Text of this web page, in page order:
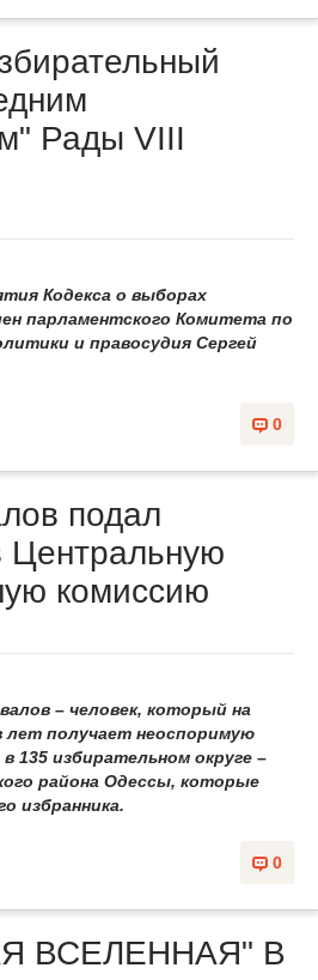
Рады VIII
Кодекса о выборах
парламентского Комитета по
и правосудия Сергей
0
подал
Центральную
комиссию
– человек, который на
лет получает неоспоримую
135 избирательном округе –
района Одессы, которые
избранника.
0
ВСЕЛЕННАЯ" В